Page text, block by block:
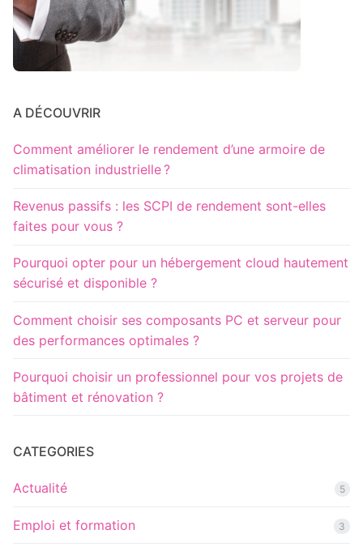
A DÉCOUVRIR
Comment améliorer le rendement d’une armoire de
climatisation industrielle ?
Revenus passifs : les SCPI de rendement sont-elles
faites pour vous ?
Pourquoi opter pour un hébergement cloud hautement
sécurisé et disponible ?
Comment choisir ses composants PC et serveur pour
des performances optimales ?
Pourquoi choisir un professionnel pour vos projets de
bâtiment et rénovation ?
CATEGORIES
Actualité 5
Emploi et formation 3